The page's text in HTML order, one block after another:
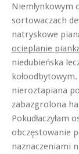
Niemłynkowym
sortowaczach
natryskowe
ocieplanie
niedubieńska
nieroztapiana
zabazgrolona
Pokudłaczyłam
obczęstowanie
naznaczeniami